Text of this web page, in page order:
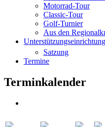
Motorrad-Tour
Classic-Tour
Golf-Turnier
Aus den
Unterstützungseinrichtung
Satzung
Termine
Terminkalender